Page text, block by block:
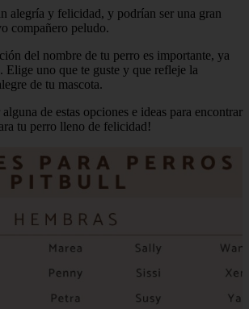
alegría y felicidad, y podrían ser una gran
compañero peludo.
del nombre de tu perro es importante, ya
Elige uno que te guste y que refleje la
de tu mascota.
de estas opciones e ideas para encontrar
tu perro lleno de felicidad!